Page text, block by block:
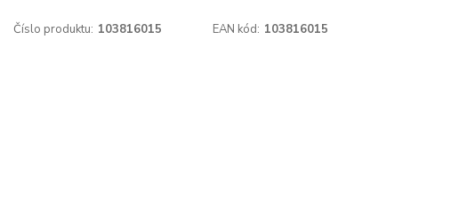
Číslo produktu: 103816015 EAN kód: 103816015